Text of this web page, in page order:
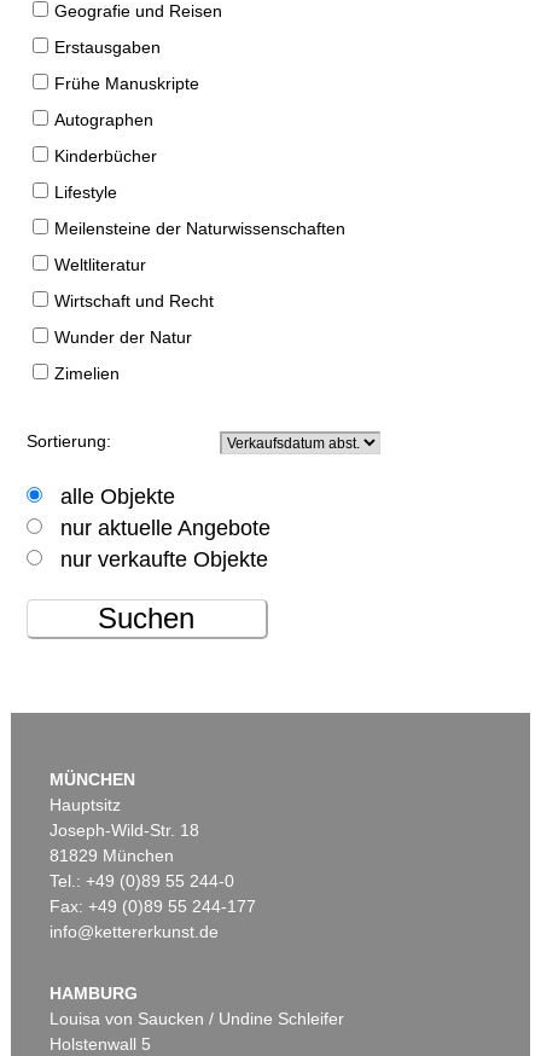
Geografie und Reisen
Erstausgaben
Frühe Manuskripte
Autographen
Kinderbücher
Lifestyle
Meilensteine der Naturwissenschaften
Weltliteratur
Wirtschaft und Recht
Wunder der Natur
Zimelien
Sortierung:
alle Objekte
nur aktuelle Angebote
nur verkaufte Objekte
Suchen
MÜNCHEN
Hauptsitz
Joseph-Wild-Str. 18
81829 München
Tel.: +49 (0)89 55 244-0
Fax: +49 (0)89 55 244-177
info@kettererkunst.de
HAMBURG
Louisa von Saucken / Undine Schleifer
Holstenwall 5